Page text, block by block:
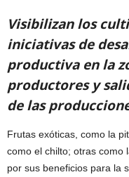
Visibilizan los
iniciativas de
productiva en la
productores y
de las
Frutas exóticas, como la
como el chilto; otras como
por sus beneficios para la